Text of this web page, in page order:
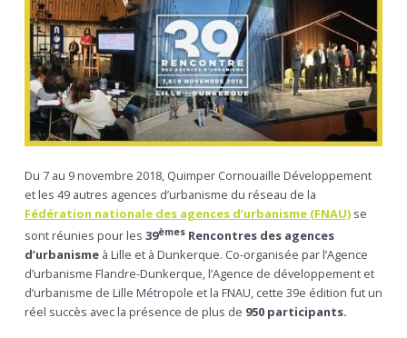
Du 7 au 9 novembre 2018, Quimper Cornouaille Développement
et les 49 autres agences d’urbanisme du réseau de la
Fédération nationale des agences d’urbanisme (FNAU) se
sont réunies pour les 39èmes Rencontres des agences
d’urbanisme à Lille et à Dunkerque. Co-organisée par l’Agence
d’urbanisme Flandre-Dunkerque, l’Agence de développement et
d’urbanisme de Lille Métropole et la FNAU, cette 39e édition fut un
réel succès avec la présence de plus de 950 participants.